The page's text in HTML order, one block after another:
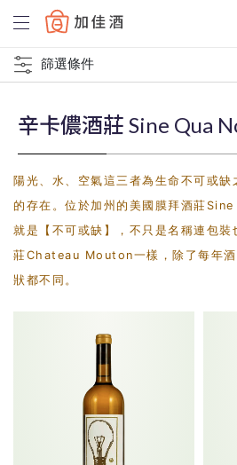
Baccus
篩選條件
辛卡儂酒莊 Sine Qua
陽光、水、空氣這三者為生命不可或缺
的存在。位於加州的美國膜拜酒莊
就是【不可或缺】，不只是名稱連包裝
莊Chateau Mouton一樣，除了每年酒
狀都不同。